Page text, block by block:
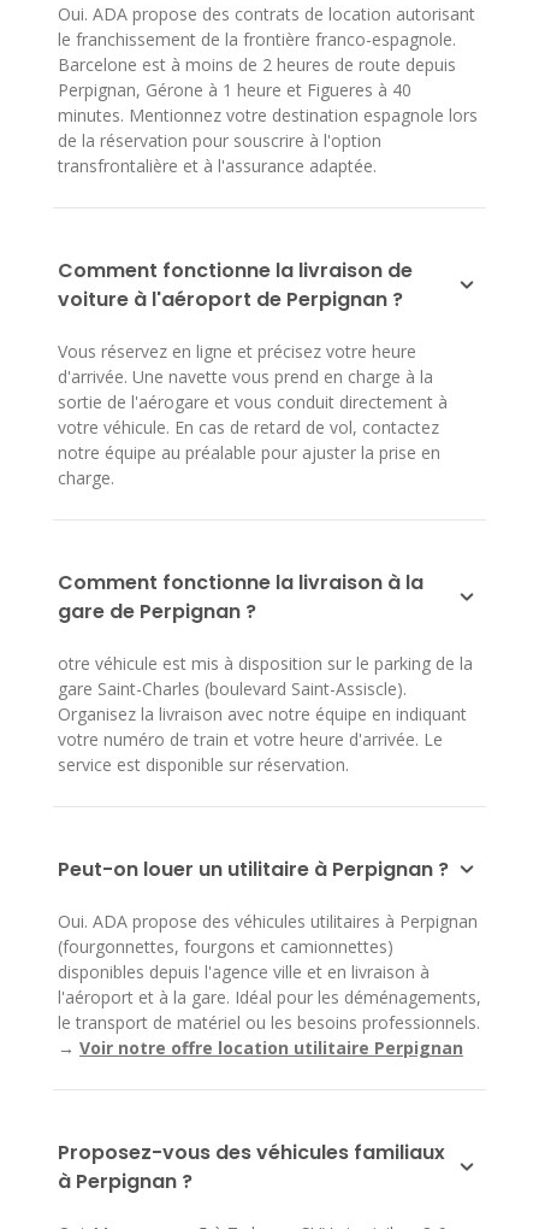
Oui. ADA propose des contrats de location autorisant
le franchissement de la frontière franco-espagnole.
Barcelone est à moins de 2 heures de route depuis
Perpignan, Gérone à 1 heure et Figueres à 40
minutes. Mentionnez votre destination espagnole lors
de la réservation pour souscrire à l'option
transfrontalière et à l'assurance adaptée.
Comment fonctionne la livraison de
voiture à l'aéroport de Perpignan ?
Vous réservez en ligne et précisez votre heure
d'arrivée. Une navette vous prend en charge à la
sortie de l'aérogare et vous conduit directement à
votre véhicule. En cas de retard de vol, contactez
notre équipe au préalable pour ajuster la prise en
charge.
Comment fonctionne la livraison à la
gare de Perpignan ?
otre véhicule est mis à disposition sur le parking de la
gare Saint-Charles (boulevard Saint-Assiscle).
Organisez la livraison avec notre équipe en indiquant
votre numéro de train et votre heure d'arrivée. Le
service est disponible sur réservation.
Peut-on louer un utilitaire à Perpignan ?
Oui. ADA propose des véhicules utilitaires à Perpignan
(fourgonnettes, fourgons et camionnettes)
disponibles depuis l'agence ville et en livraison à
l'aéroport et à la gare. Idéal pour les déménagements,
le transport de matériel ou les besoins professionnels.
→ Voir notre offre location utilitaire Perpignan
Proposez-vous des véhicules familiaux
à Perpignan ?